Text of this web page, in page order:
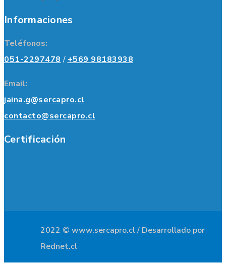
Informaciones
Teléfonos:
051-2297478 / +569 98183938
Email:
jaina.g@sercapro.cl
contacto@sercapro.cl
Certificación
2022 © www.sercapro.cl / Desarrollado por
Rednet.cl